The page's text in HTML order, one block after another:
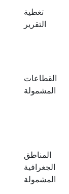
تغطية
التقرير
القطاعات
المشمولة
المناطق
الجغرافية
المشمولة